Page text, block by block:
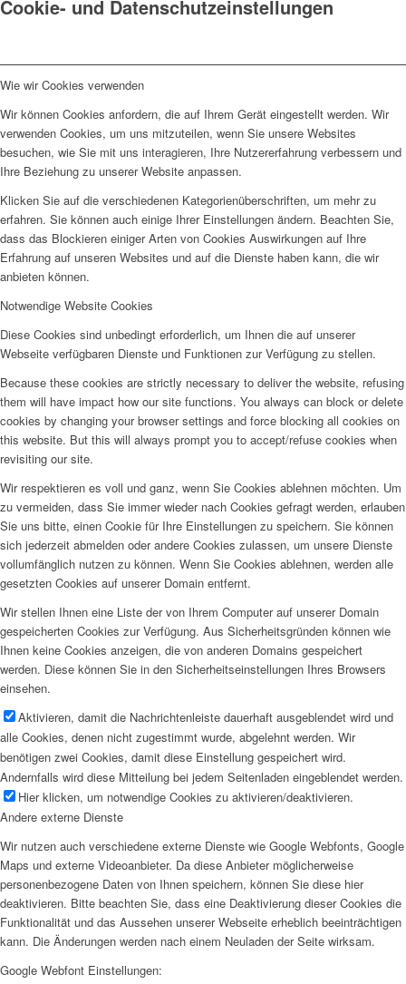
Cookie- und Datenschutzeinstellungen
Wie wir Cookies verwenden
Wir können Cookies anfordern, die auf Ihrem Gerät eingestellt werden. Wir
verwenden Cookies, um uns mitzuteilen, wenn Sie unsere Websites
besuchen, wie Sie mit uns interagieren, Ihre Nutzererfahrung verbessern und
Ihre Beziehung zu unserer Website anpassen.
Klicken Sie auf die verschiedenen Kategorienüberschriften, um mehr zu
erfahren. Sie können auch einige Ihrer Einstellungen ändern. Beachten Sie,
dass das Blockieren einiger Arten von Cookies Auswirkungen auf Ihre
Erfahrung auf unseren Websites und auf die Dienste haben kann, die wir
anbieten können.
Notwendige Website Cookies
Diese Cookies sind unbedingt erforderlich, um Ihnen die auf unserer
Webseite verfügbaren Dienste und Funktionen zur Verfügung zu stellen.
Because these cookies are strictly necessary to deliver the website, refusing
them will have impact how our site functions. You always can block or delete
cookies by changing your browser settings and force blocking all cookies on
this website. But this will always prompt you to accept/refuse cookies when
revisiting our site.
Wir respektieren es voll und ganz, wenn Sie Cookies ablehnen möchten. Um
zu vermeiden, dass Sie immer wieder nach Cookies gefragt werden, erlauben
Sie uns bitte, einen Cookie für Ihre Einstellungen zu speichern. Sie können
sich jederzeit abmelden oder andere Cookies zulassen, um unsere Dienste
vollumfänglich nutzen zu können. Wenn Sie Cookies ablehnen, werden alle
gesetzten Cookies auf unserer Domain entfernt.
Wir stellen Ihnen eine Liste der von Ihrem Computer auf unserer Domain
gespeicherten Cookies zur Verfügung. Aus Sicherheitsgründen können wie
Ihnen keine Cookies anzeigen, die von anderen Domains gespeichert
werden. Diese können Sie in den Sicherheitseinstellungen Ihres Browsers
einsehen.
Aktivieren, damit die Nachrichtenleiste dauerhaft ausgeblendet wird und
alle Cookies, denen nicht zugestimmt wurde, abgelehnt werden. Wir
benötigen zwei Cookies, damit diese Einstellung gespeichert wird.
Andernfalls wird diese Mitteilung bei jedem Seitenladen eingeblendet werden.
Hier klicken, um notwendige Cookies zu aktivieren/deaktivieren.
Andere externe Dienste
Wir nutzen auch verschiedene externe Dienste wie Google Webfonts, Google
Maps und externe Videoanbieter. Da diese Anbieter möglicherweise
personenbezogene Daten von Ihnen speichern, können Sie diese hier
deaktivieren. Bitte beachten Sie, dass eine Deaktivierung dieser Cookies die
Funktionalität und das Aussehen unserer Webseite erheblich beeinträchtigen
kann. Die Änderungen werden nach einem Neuladen der Seite wirksam.
Google Webfont Einstellungen: